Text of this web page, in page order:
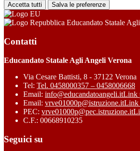
Accetta tutti Salva le preferenze
Educandato Statale
Contatti
Educandato Statale Agli Angeli Verona
Via Cesare Battisti, 8 - 37122 Verona
Tel: Tel. 0458000357 – 0458006668
Email: info@educandatoangeli.itLink
Email: vrve01000p@istruzione.itLink
PEC: vrve01000p@pec.istruzione.it
C.F.: 00668910235
Seguici su